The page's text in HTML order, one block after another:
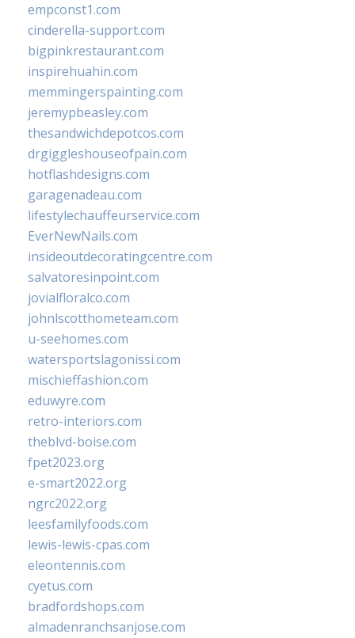
empconst1.com
cinderella-support.com
bigpinkrestaurant.com
inspirehuahin.com
memmingerspainting.com
jeremypbeasley.com
thesandwichdepotcos.com
drgiggleshouseofpain.com
hotflashdesigns.com
garagenadeau.com
lifestylechauffeurservice.com
EverNewNails.com
insideoutdecoratingcentre.com
salvatoresinpoint.com
jovialfloralco.com
johnlscotthometeam.com
u-seehomes.com
watersportslagonissi.com
mischieffashion.com
eduwyre.com
retro-interiors.com
theblvd-boise.com
fpet2023.org
e-smart2022.org
ngrc2022.org
leesfamilyfoods.com
lewis-lewis-cpas.com
eleontennis.com
cyetus.com
bradfordshops.com
almadenranchsanjose.com